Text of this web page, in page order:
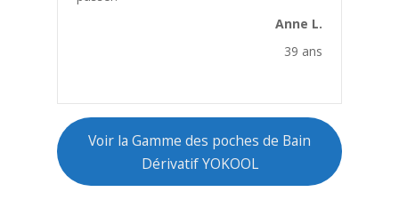
Anne L.
39 ans
Voir la Gamme des poches de Bain
Dérivatif YOKOOL
Défense immunitaire
Détente
Détox
Diabète